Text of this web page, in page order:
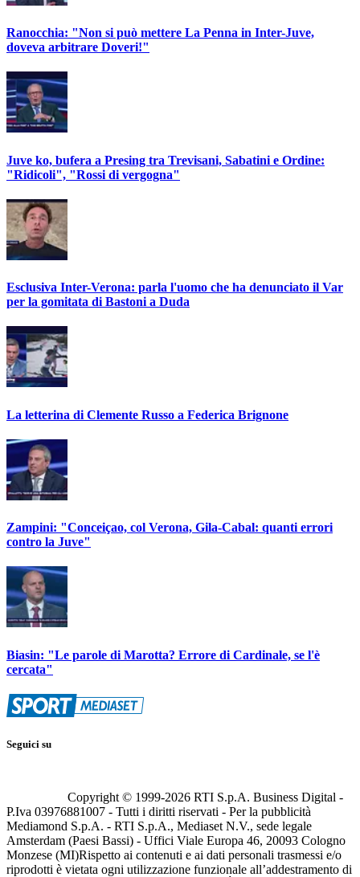
Ranocchia: "Non si può mettere La Penna in Inter-Juve,
doveva arbitrare Doveri!"
Juve ko, bufera a Presing tra Trevisani, Sabatini e Ordine:
"Ridicoli", "Rossi di vergogna"
Esclusiva Inter-Verona: parla l'uomo che ha denunciato il Var
per la gomitata di Bastoni a Duda
La letterina di Clemente Russo a Federica Brignone
Zampini: "Conceiçao, col Verona, Gila-Cabal: quanti errori
contro la Juve"
Biasin: "Le parole di Marotta? Errore di Cardinale, se l'è
cercata"
Seguici su
Copyright © 1999-2026 RTI S.p.A. Business Digital -
P.Iva 03976881007 - Tutti i diritti riservati - Per la pubblicità
Mediamond S.p.A. - RTI S.p.A., Mediaset N.V., sede legale
Amsterdam (Paesi Bassi) - Uffici Viale Europa 46, 20093 Cologno
Monzese (MI)Rispetto ai contenuti e ai dati personali trasmessi e/o
riprodotti è vietata ogni utilizzazione funzionale all’addestramento di